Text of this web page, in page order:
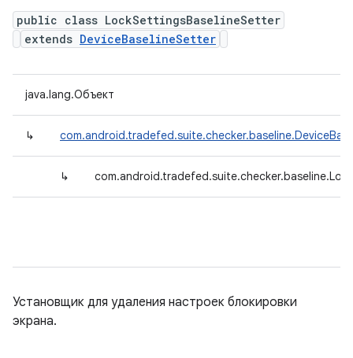
public class LockSettingsBaselineSetter
extends DeviceBaselineSetter
java.lang.Объект
↳
↳
Установщик для удаления настроек блокировки
экрана.